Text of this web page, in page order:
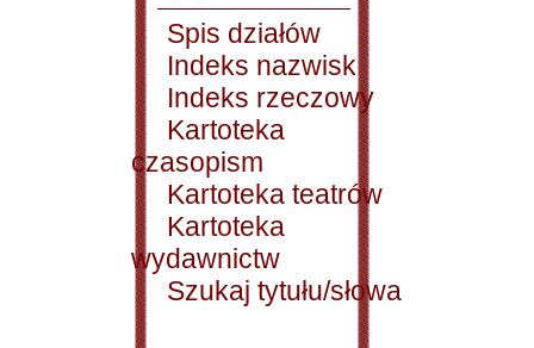
Spis działów
Indeks nazwisk
Indeks rzeczowy
Kartoteka
czasopism
Kartoteka teatrów
Kartoteka
wydawnictw
Szukaj tytułu/słowa